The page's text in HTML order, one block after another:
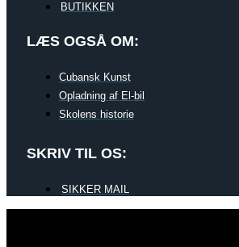
BUTIKKEN
LÆS OGSÅ OM:
Cubansk Kunst
Opladning af El-bil
Skolens historie
SKRIV TIL OS:
SIKKER MAIL